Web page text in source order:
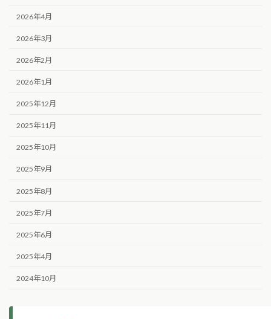
2026年4月
2026年3月
2026年2月
2026年1月
2025年12月
2025年11月
2025年10月
2025年9月
2025年8月
2025年7月
2025年6月
2025年4月
2024年10月